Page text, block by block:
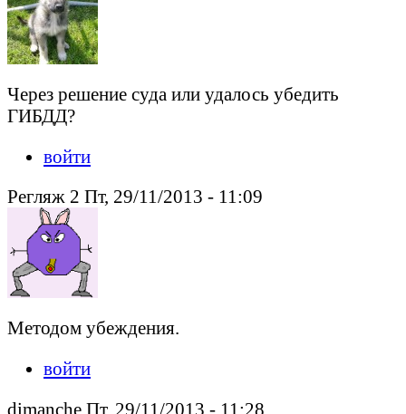
Через решение суда или удалось убедить
ГИБДД?
войти
Регляж 2 Пт, 29/11/2013 - 11:09
Методом убеждения.
войти
dimanche Пт, 29/11/2013 - 11:28